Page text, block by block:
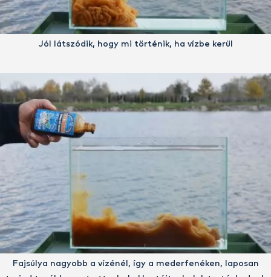
Jól látszódik, hogy mi történik, ha vízbe kerül
Fajsúlya nagyobb a vízénél, így a mederfenéken, laposan